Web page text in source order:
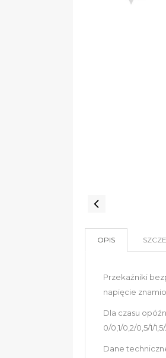
OPIS
Przekaźniki
napięcie
Dla czasu
0/0,1/0,2/0,5/1/
Dane